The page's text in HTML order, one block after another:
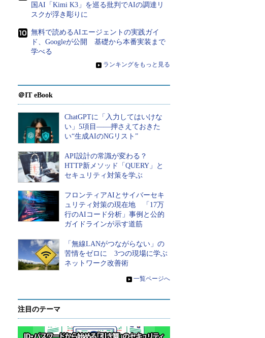
国AI「Kimi K3」を巡る批判でAIの調達リ
スクが浮き彫りに
無料で読めるAIエージェントの実践ガイ
ド、Googleが公開 基礎から本番実装まで
学べる
» ランキングをもっと見る
＠IT eBook
ChatGPTに「入力してはいけな
い」5項目――押さえておきた
い“生成AIのNGリスト”
API設計の常識が変わる？
HTTP新メソッド「QUERY」と
セキュリティ対策を学ぶ
フロンティアAIとサイバーセキ
ュリティ対策の現在地 「17万
行のAIコード分析」事例と公的
ガイドラインが示す道筋
「無線LANがつながらない」の
苦情をゼロに 3つの現場に学ぶ
ネットワーク改善術
» 一覧ページへ
注目のテーマ